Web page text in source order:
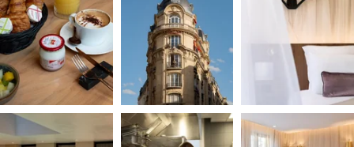
MUSEU DO LOUVRE